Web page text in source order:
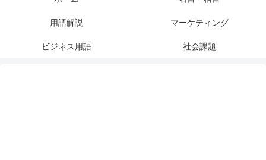
用語解説 マーケティング
ビジネス用語 社会課題